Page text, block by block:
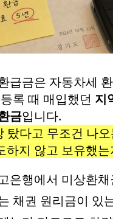
급금은 자동차세
록 때 매입했던 지
금입니다.
탔다고 무조건 나
하지 않고 보유했는
은행에서 미상환
채권 원리금이 있